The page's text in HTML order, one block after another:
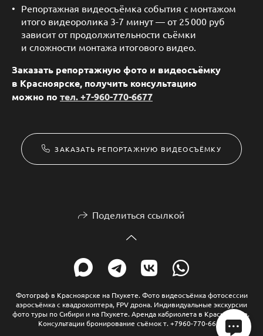
Репортажная видеосъёмка события с монтажом
итого видеоролика 3-7 минут — от 25 000 руб
зависит от продолжительности съёмки
и сложности монтажа итогового видео.
Заказать репортажную фото и видеосъёмку
в Красноярске, получить консультацию
можно по тел. +7-960-770-6677
ЗАКАЗАТЬ РЕПОРТАЖНУЮ ВИДЕОСЪЁМКУ
Поделиться ссылкой
Фотограф в Красноярске на Пхукете. Фото видеосъёмка фотосессии
аэросъёмка с квадрокоптера, FPV дрона. Индивидуальные экскурсии
фото туры по Сибири и на Пхукете. Аренда кабриолета в Красноярске.
Консультации бронирование съёмок т. +7960-770-66 77